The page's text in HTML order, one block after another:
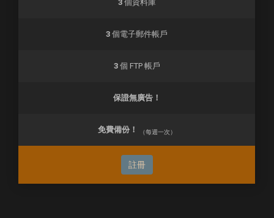
3個資料庫
3 個電子郵件帳戶
3個 FTP 帳戶
保證無廣告！
免費備份！ （每週一次）
註冊